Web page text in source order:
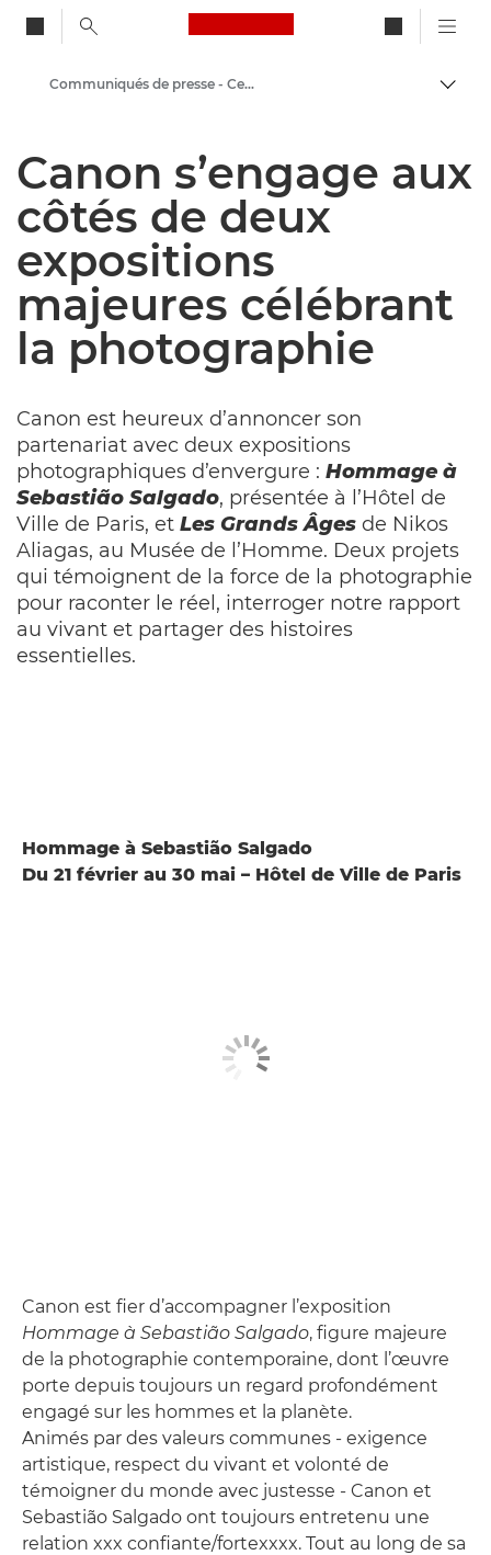
Canon Logo, back to
Presse
Communiqués de presse - Centre de presse Canon
Canon s’engage aux
côtés de deux
expositions
majeures célébrant
la photographie
Canon est heureux d’annoncer son
partenariat avec deux expositions
photographiques d’envergure : Hommage à
Sebastião Salgado, présentée à l’Hôtel de
Ville de Paris, et Les Grands Âges de Nikos
Aliagas, au Musée de l’Homme. Deux projets
qui témoignent de la force de la photographie
pour raconter le réel, interroger notre rapport
au vivant et partager des histoires
essentielles.
Hommage à Sebastião Salgado
Du 21 février au 30 mai – Hôtel de Ville de Paris
Canon est fier d’accompagner l’exposition
Hommage à Sebastião Salgado, figure majeure
de la photographie contemporaine, dont l’œuvre
porte depuis toujours un regard profondément
engagé sur les hommes et la planète.
Animés par des valeurs communes - exigence
artistique, respect du vivant et volonté de
témoigner du monde avec justesse - Canon et
Sebastião Salgado ont toujours entretenu une
relation xxx confiante/fortexxxx. Tout au long de sa